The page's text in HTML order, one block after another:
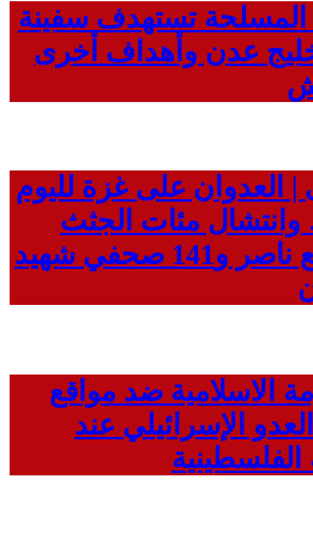
المسلحة تستهدف سفينة
خليج عدن وأهداف أخرى
العدوان على غزة لليوم
وانتشال مئات الجثث
المتحللة بمجمع ناصر و141 صحفي شهيد
الاسلامية ضد مواقع
الإسرائيلي عند
الفلسطينية